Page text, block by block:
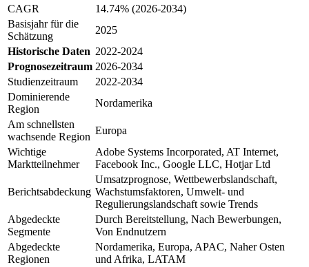
CAGR
14.74% (2026-2034)
Basisjahr für die
Schätzung
2025
Historische Daten 2022-2024
Prognosezeitraum 2026-2034
Studienzeitraum
2022-2034
Dominierende
Region
Nordamerika
Am schnellsten
wachsende Region
Europa
Wichtige
Marktteilnehmer
Adobe Systems Incorporated, AT Internet,
Facebook Inc., Google LLC, Hotjar Ltd
Berichtsabdeckung
Umsatzprognose, Wettbewerbslandschaft,
Wachstumsfaktoren, Umwelt- und
Regulierungslandschaft sowie Trends
Abgedeckte
Segmente
Durch Bereitstellung, Nach Bewerbungen,
Von Endnutzern
Abgedeckte
Regionen
Nordamerika, Europa, APAC, Naher Osten
und Afrika, LATAM